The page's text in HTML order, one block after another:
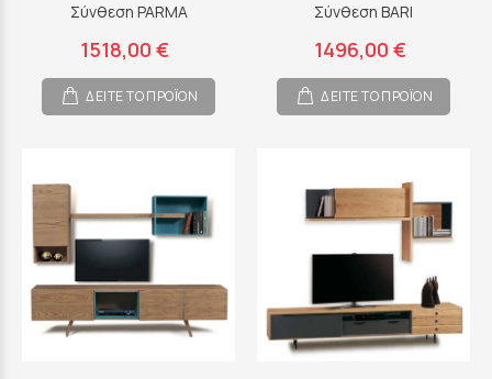
Σύνθεση PARMA
1518,00 €
ΔΕΙΤΕ ΤΟ ΠΡΟΪΟΝ
Σύνθεση BARI
1496,00 €
ΔΕΙΤΕ ΤΟ ΠΡΟΪΟΝ